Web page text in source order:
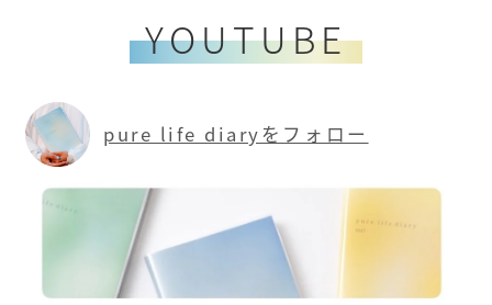
YOUTUBE
pure life diaryをフォロー